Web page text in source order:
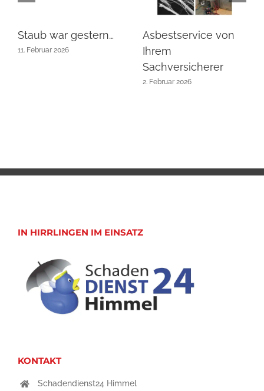
Staub war gestern…
11. Februar 2026
Asbestservice von
Ihrem
Sachversicherer
2. Februar 2026
IN HIRRLINGEN IM EINSATZ
KONTAKT
Schadendienst24 Himmel